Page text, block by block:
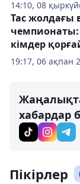
14:10, 08
19:17, 06 ақпан
Тас жолдағы
кімдер
хабардар
Пікірлер